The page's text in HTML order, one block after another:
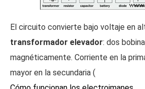
El circuito convierte bajo voltaje en
transformador elevador: dos
magnéticamente. Corriente en la
mayor en la secundaria (